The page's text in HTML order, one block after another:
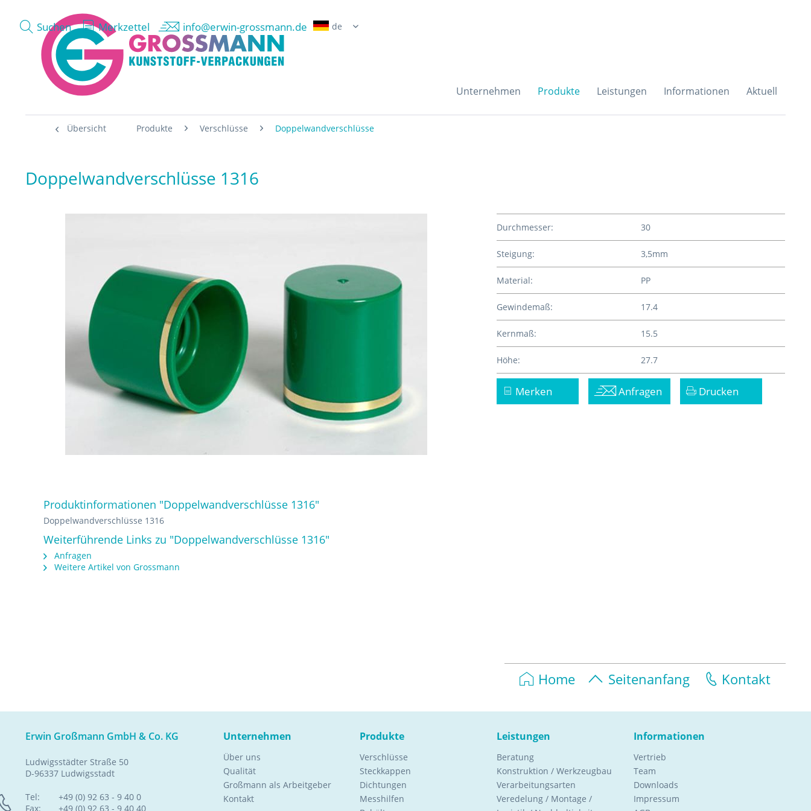
Suchen Merkzettel info@erwin-grossmann.de
Unternehmen Produkte Leistungen Informationen Aktuell
Übersicht Produkte Verschlüsse Doppelwandverschlüsse
Doppelwandverschlüsse 1316
Produktinformationen "Doppelwandverschlüsse 1316"
Doppelwandverschlüsse 1316
Weiterführende Links zu "Doppelwandverschlüsse 1316"
Anfragen
Weitere Artikel von Grossmann
Durchmesser: 30
Steigung: 3,5mm
Material: PP
Gewindemaß: 17.4
Kernmaß: 15.5
Höhe: 27.7
Merken Anfragen Drucken
Home Seitenanfang Kontakt
Erwin Großmann GmbH & Co. KG
Ludwigsstädter Straße 50
D-96337 Ludwigsstadt
Tel:
Fax:
+49 (0) 92 63 - 9 40 0
+49 (0) 92 63 - 9 40 40
Unternehmen
Über uns
Qualität
Großmann als Arbeitgeber
Kontakt
Produkte
Verschlüsse
Steckkappen
Dichtungen
Messhilfen
Leistungen
Beratung
Konstruktion / Werkzeugbau
Verarbeitungsarten
Veredelung / Montage /
Informationen
Vertrieb
Team
Downloads
Impressum